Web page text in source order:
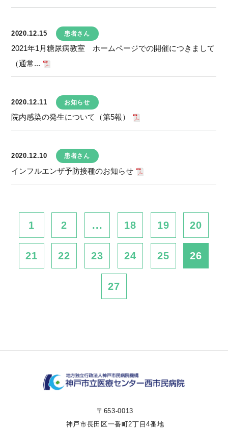
2020.12.15 患者さん
2021年1月糖尿病教室 ホームページでの開催につきまして
（通常...
2020.12.11 お知らせ
院内感染の発生について（第5報）
2020.12.10 患者さん
インフルエンザ予防接種のお知らせ
1 2 ... 18 19 20
21 22 23 24 25 26
27
〒653-0013
神戸市長田区一番町2丁目4番地